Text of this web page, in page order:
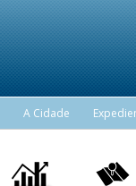
A Cidade